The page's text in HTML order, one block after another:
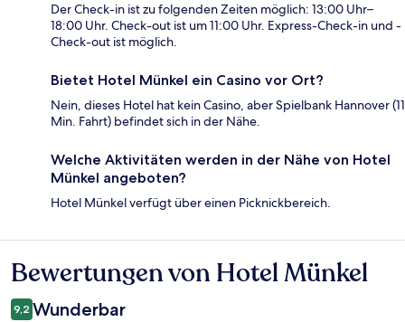
Der Check-in ist zu folgenden Zeiten möglich: 13:00 Uhr–
18:00 Uhr. Check-out ist um 11:00 Uhr. Express-Check-in und -
Check-out ist möglich.
Bietet Hotel Münkel ein Casino vor Ort?
Nein, dieses Hotel hat kein Casino, aber Spielbank Hannover (11
Min. Fahrt) befindet sich in der Nähe.
Welche Aktivitäten werden in der Nähe von Hotel
Münkel angeboten?
Hotel Münkel verfügt über einen Picknickbereich.
Bewertungen
Bewertungen von Hotel Münkel
9,2 Wunderbar